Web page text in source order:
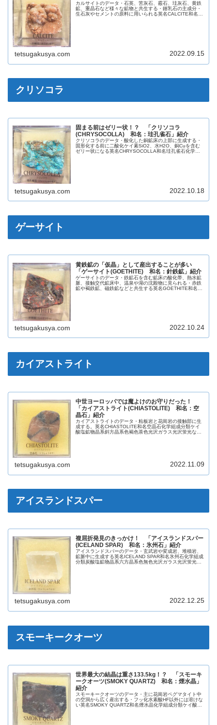
カルサイトのデータ・石英、苦灰石、霰石、珪灰石、黄鉄
鉱、重晶石など様々な鉱物と共生する・鍾乳石の主成分・
生石灰やセメントの原料に用いられる英名CALCITE和名方
tetsugakusya.com 2022.09.15
クリソコラ
固まる前はゼリー状！？ 「クリソコラ
(CHRYSOCOLLA) 和名：珪孔雀石」紹介
クリソコラのデータ・酸化した銅鉱床の上部に生成する・
固形化する前に二酸化ケイ素SiO2、水H2O、銅Cuを含む
ゼリー状になる英名CHRYSOCOLLA和名珪孔雀石化学組
tetsugakusya.com 2022.10.18
ゲーサイト
黄鉄鉱の「仮晶」として産出することが多い
「ゲーサイト(GOETHITE) 和名：針鉄鉱」紹介
ゲーサイトのデータ・鉄鉱石を含む鉱床の酸化帯、熱水鉱
脈、接触交代鉱床中、温泉や湖の沈殿物に見られる・赤鉄
鉱や褐鉄鉱、磁鉄鉱などと共生する英名GOETHITE和名針
tetsugakusya.com 2022.10.24
カイアストライト
中世ヨーロッパでは魔よけのお守りだった！
「カイアストライト(CHIASTOLITE) 和名：空
晶石」紹介
カイアストライトのデータ・粘板岩と花崗岩の接触部に生
成する。英名CHIASTOLITE和名空晶石化学組成分類ケイ
酸塩鉱物晶系斜方晶系色褐色茶色光沢ガラス光沢蛍光なし
tetsugakusya.com 2022.11.09
アイスランドスパー
複屈折発見のきっかけ！ 「アイスランドスパー
(ICELAND SPAR) 和名：氷州石」紹介
アイスランドスパーのデータ・玄武岩や変成岩、堆積岩、
鉱脈中に生成する英名ICELAND SPAR和名氷州石化学組成
分類炭酸塩鉱物晶系六方晶系色無色光沢ガラス光沢蛍光な
tetsugakusya.com 2022.12.25
スモーキークオーツ
世界最大の結晶は重さ133.5kg！？ 「スモーキ
ークオーツ(SMOKY QUARTZ) 和名：煙水晶」
紹介
スモーキークオーツのデータ・主に花崗岩ペグマタイト中
の空洞から広く産出する・フッ化水素酸HF以外には溶けな
い英名SMOKY QUARTZ和名煙水晶化学組成分類ケイ酸塩